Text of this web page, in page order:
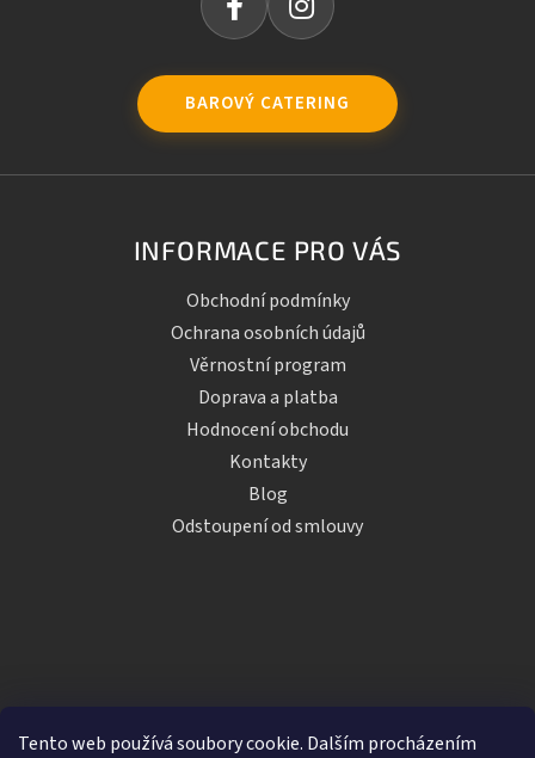
Tento web používá soubory cookie. Dalším procházením
BAROVÝ CATERING
INFORMACE PRO VÁS
Obchodní podmínky
Ochrana osobních údajů
Věrnostní program
Doprava a platba
Hodnocení obchodu
Kontakty
Blog
Odstoupení od smlouvy